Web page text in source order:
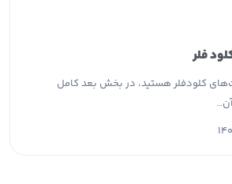
فلر
کلودفلر هستید، در بخش بعد کامل
۱۲